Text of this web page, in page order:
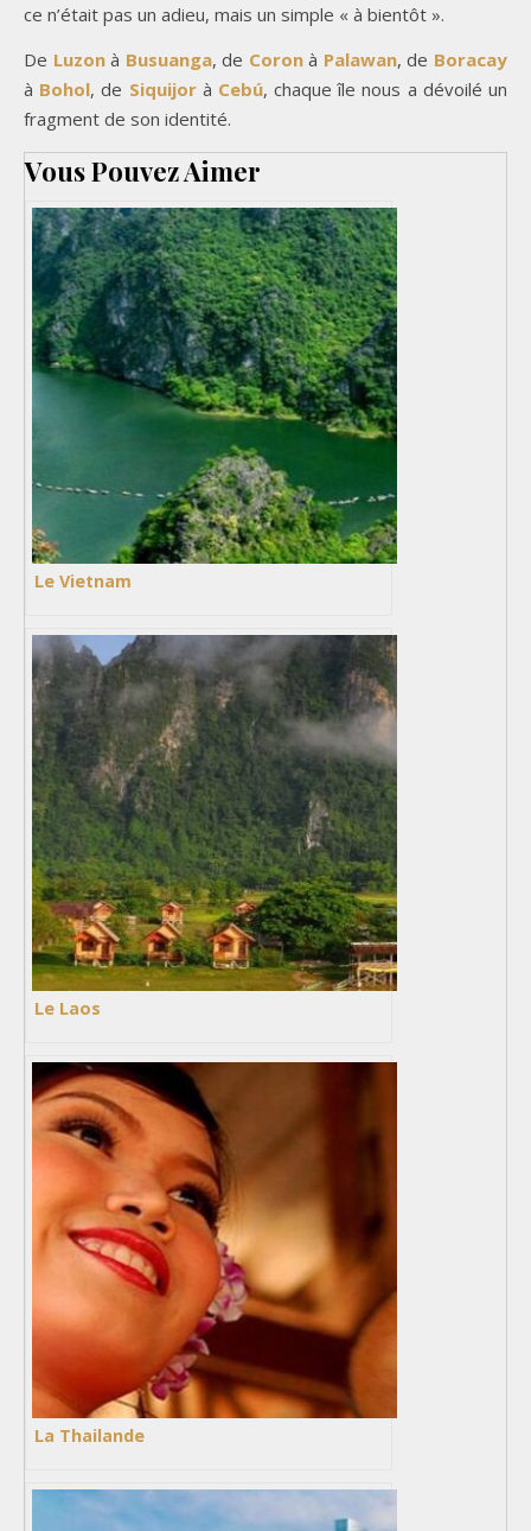
ce n’était pas un adieu, mais un simple « à bientôt ».
De Luzonà Busuanga, de Coronà Palawan, de Boracay
à Bohol, de Siquijorà Cebú, chaque île nous a dévoilé un
fragment de son identité.
Vous Pouvez Aimer
Le Vietnam
Le Laos
La Thailande